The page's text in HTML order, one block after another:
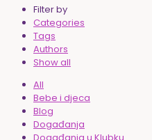
Filter by
Categories
Tags
Authors
Show all
All
Bebe i djeca
Blog
Događanja